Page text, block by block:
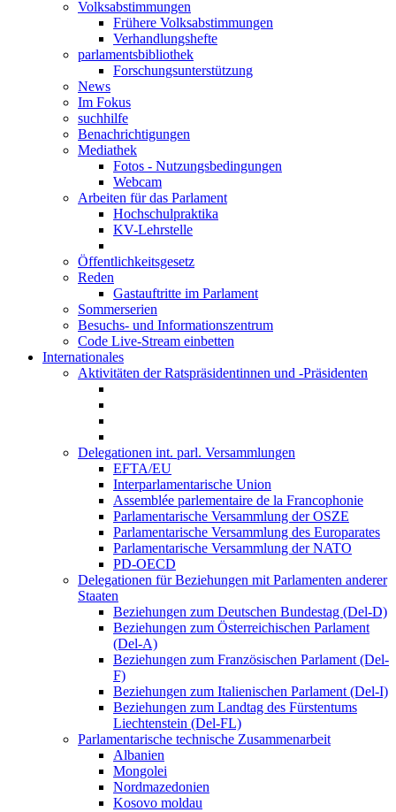
Volksabstimmungen
Frühere Volksabstimmungen
Verhandlungshefte
parlamentsbibliothek
Forschungsunterstützung
News
Im Fokus
suchhilfe
Benachrichtigungen
Mediathek
Fotos - Nutzungsbedingungen
Webcam
Arbeiten für das Parlament
Hochschulpraktika
KV-Lehrstelle
Öffentlichkeitsgesetz
Reden
Gastauftritte im Parlament
Sommerserien
Besuchs- und Informationszentrum
Code Live-Stream einbetten
Internationales
Aktivitäten der Ratspräsidentinnen und -Präsidenten
Delegationen int. parl. Versammlungen
EFTA/EU
Interparlamentarische Union
Assemblée parlementaire de la Francophonie
Parlamentarische Versammlung der OSZE
Parlamentarische Versammlung des Europarates
Parlamentarische Versammlung der NATO
PD-OECD
Delegationen für Beziehungen mit Parlamenten anderer
Staaten
Beziehungen zum Deutschen Bundestag (Del-D)
Beziehungen zum Österreichischen Parlament
(Del-A)
Beziehungen zum Französischen Parlament (Del-
F)
Beziehungen zum Italienischen Parlament (Del-I)
Beziehungen zum Landtag des Fürstentums
Liechtenstein (Del-FL)
Parlamentarische technische Zusammenarbeit
Albanien
Mongolei
Nordmazedonien
Kosovo moldau